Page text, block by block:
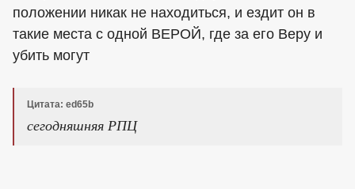
положении никак не находиться, и ездит он в
такие места с одной ВЕРОЙ, где за его Веру и
убить могут
Цитата: ed65b
сегодняшняя РПЦ